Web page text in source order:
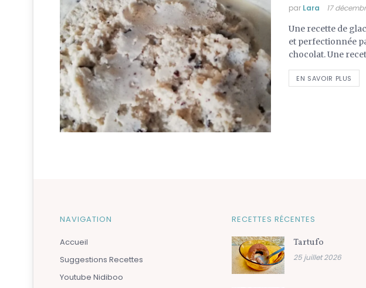
par Lara 17
Une recette de
et perfectionnée
chocolat. Une
EN SAVOIR PLUS
NAVIGATION
Accueil
Suggestions Recettes
Youtube Nidiboo
RECETTES RÉCENTES
Tartufo
25 juillet 2026